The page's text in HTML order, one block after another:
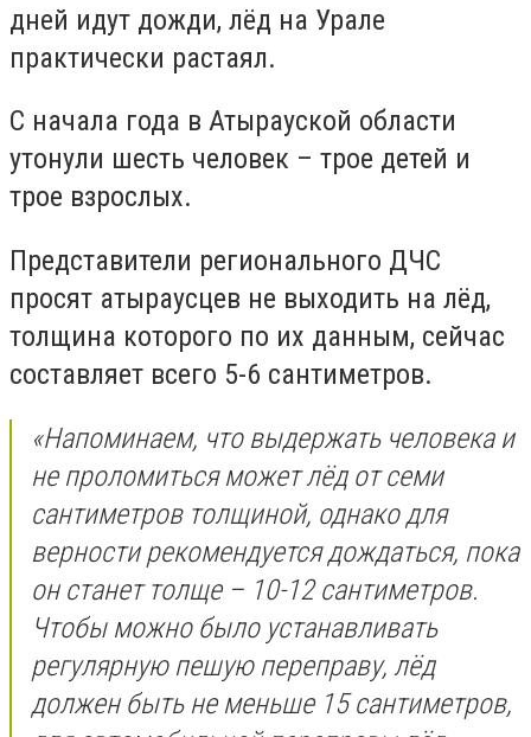
дней идут дожди, лёд на Урале
практически растаял.
С начала года в Атырауской области
утонули шесть человек – трое детей и
трое взрослых.
Представители регионального ДЧС
просят атыраусцев не выходить на лёд,
толщина которого по их данным, сейчас
составляет всего 5-6 сантиметров.
«Напоминаем, что выдержать человека и
не проломиться может лёд от семи
сантиметров толщиной, однако для
верности рекомендуется дождаться, пока
он станет толще – 10-12 сантиметров.
Чтобы можно было устанавливать
регулярную пешую переправу, лёд
должен быть не меньше 15 сантиметров,